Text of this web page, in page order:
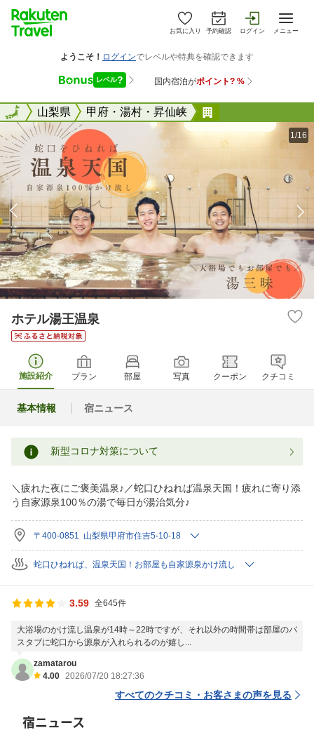
お気に入り 予約確認 ログイン メニュー
全国山梨県 甲府・湯村・昇仙峡
全国
1/16
ホテル湯王温泉
施設紹介 プラン 部屋 写真 クーポン クチコミ
基本情報 宿ニュース
新型コロナ対策について
＼疲れた夜にご褒美温泉♪／蛇口ひねれば温泉天国！疲れに寄り添
う自家源泉100％の湯で毎日が湯治気分♪
〒400-0851 山梨県甲府市住吉5-10-18
蛇口ひねれば、温泉天国！お部屋も自家源泉かけ流し
3.59 全645件
大浴場のかけ流し温泉が14時～22時ですが、それ以外の時間帯は部屋のバ
スタブに蛇口から源泉が入れられるのが嬉し...
zamatarou
4.00 2026/07/20 18:27:36
すべてのクチコミ・お客さまの声を見る
宿ニュース